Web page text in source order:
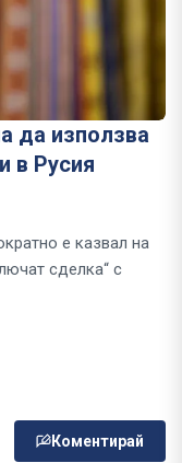
да използва
в Русия
е казвал на
сделка“ с
Коментирай